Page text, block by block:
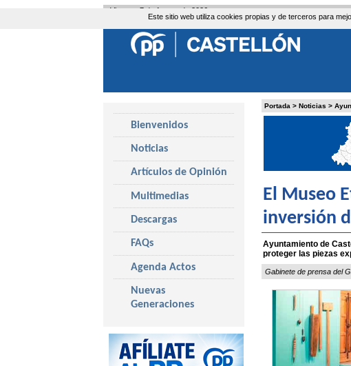
Este sitio web utiliza cookies propias y de terceros para
Portada > Noticias >
El Museo
inversión
Ayuntamiento de
proteger las piezas
Gabinete de prensa del
Bienvenidos
Noticias
Artículos de Opinión
Multimedias
Descargas
FAQs
Agenda Actos
Nuevas
Generaciones
Viernes, 7 de Agosto de 2026